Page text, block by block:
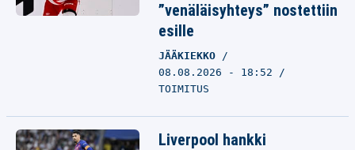
”venäläisyhteys” nostettiin
esille
JÄÄKIEKKO
08.08.2026 - 18:52
TOIMITUS
Liverpool hankki